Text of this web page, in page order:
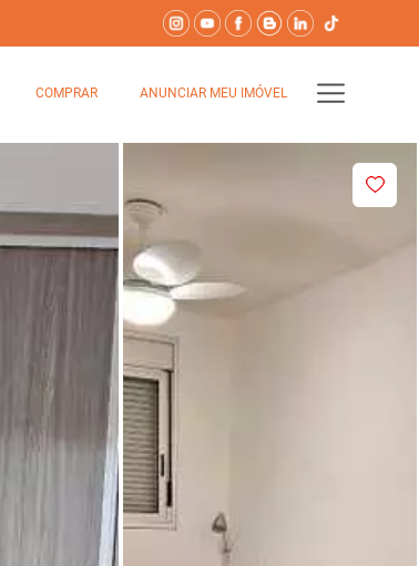
COMPRAR ANUNCIAR MEU IMÓVEL